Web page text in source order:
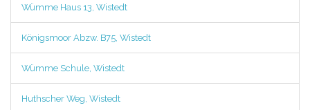
Wümme Haus 13, Wistedt
Königsmoor Abzw. B75, Wistedt
Wümme Schule, Wistedt
Huthscher Weg, Wistedt